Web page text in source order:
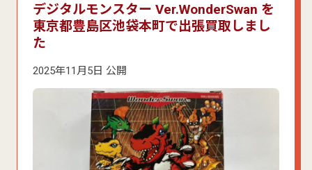
デジタルモンスター Ver.WonderSwan を
東京都豊島区池袋本町で出張買取しまし
た
2025年11月5日 公開